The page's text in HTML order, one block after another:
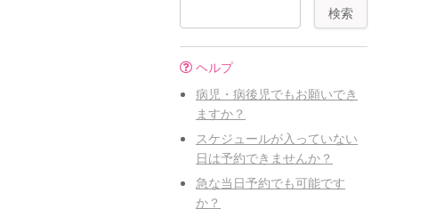
ヘルプ
病児・病後児でもお願いでき
ますか？
スケジュールが入っていない
日は予約できませんか？
急な当日予約でも可能です
か？